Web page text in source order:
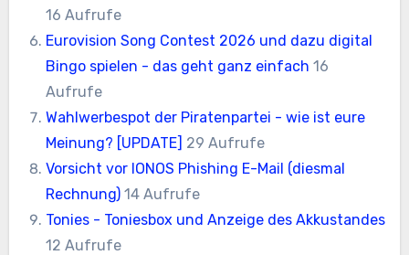
16 Aufrufe
Eurovision Song Contest 2026 und dazu digital
Bingo spielen - das geht ganz einfach 16
Aufrufe
Wahlwerbespot der Piratenpartei - wie ist eure
Meinung? [UPDATE] 29 Aufrufe
Vorsicht vor IONOS Phishing E-Mail (diesmal
Rechnung) 14 Aufrufe
Tonies - Toniesbox und Anzeige des Akkustandes
12 Aufrufe